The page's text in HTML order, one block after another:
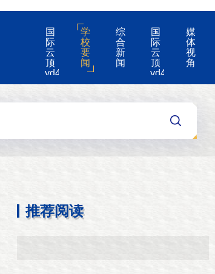
国
际
云
顶
yd4008-
云
国
戏
学
校
要
闻
综
合
新
闻
国
际
云
顶
yd4008
的
告
媒
体
视
角
推荐阅读